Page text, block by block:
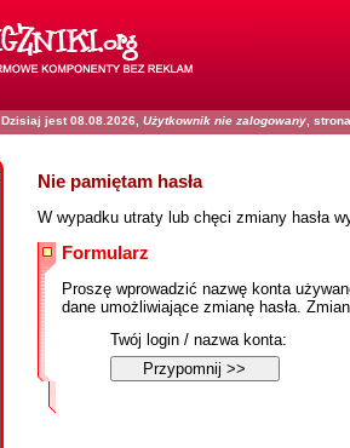
Dzisiaj jest 08.08.2026, Użytkownik nie zalogowany ,
Nie pamiętam hasła
W wypadku utraty lub chęci zmiany hasła
Formularz
Proszę wprowadzić nazwę konta
dane umożliwiające zmianę hasła.
Twój login / nazwa konta: